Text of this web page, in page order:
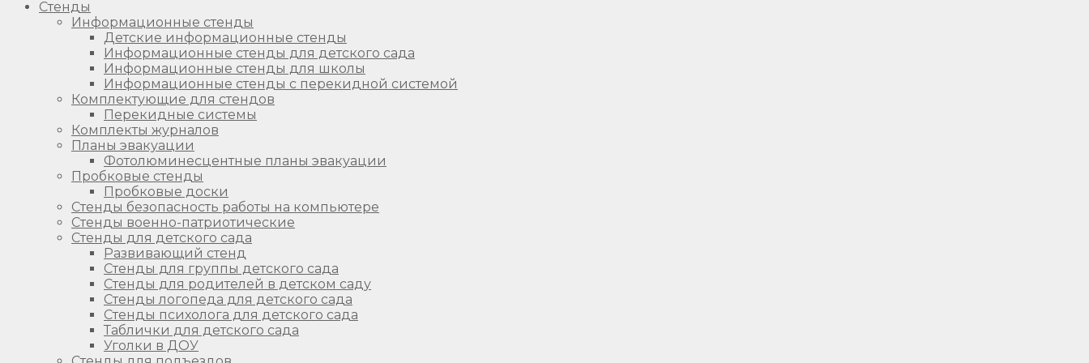
Стенды
Информационные стенды
Детские информационные стенды
Информационные стенды для детского сада
Информационные стенды для школы
Информационные стенды с перекидной системой
Комплектующие для стендов
Перекидные системы
Комплекты журналов
Планы эвакуации
Фотолюминесцентные планы эвакуации
Пробковые стенды
Пробковые доски
Стенды безопасность работы на компьютере
Стенды военно-патриотические
Стенды для детского сада
Развивающий стенд
Стенды для группы детского сада
Стенды для родителей в детском саду
Стенды логопеда для детского сада
Стенды психолога для детского сада
Таблички для детского сада
Уголки в ДОУ